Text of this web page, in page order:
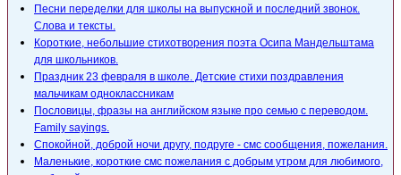
Песни переделки для школы на выпускной и последний звонок.
Слова и тексты.
Короткие, небольшие стихотворения поэта Осипа Мандельштама
для школьников.
Праздник 23 февраля в школе. Детские стихи поздравления
мальчикам одноклассникам
Пословицы, фразы на английском языке про семью с переводом.
Family sayings.
Спокойной, доброй ночи другу, подруге - смс сообщения, пожелания.
Маленькие, короткие смс пожелания с добрым утром для любимого,